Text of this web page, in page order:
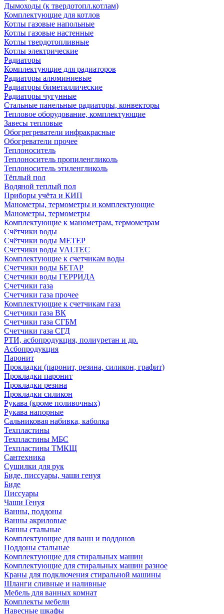
Дымоходы (к твердотопл.котлам)
Комплектующие для котлов
Котлы газовые напольные
Котлы газовые настенные
Котлы твердотопливные
Котлы электрические
Радиаторы
Комплектующие для радиаторов
Радиаторы алюминиевые
Радиаторы биметаллические
Радиаторы чугунные
Стальные панельные радиаторы, конвекторы
Тепловое оборудование, комплектующие
Завесы тепловые
Обогрегреватели инфракрасные
Обогреватели прочее
Теплоноситель
Теплоноситель пропиленгликоль
Теплоноситель этиленгликоль
Тёплый пол
Водяной теплый пол
Приборы учёта и КИП
Манометры, термометры и комплектующие
Манометры, термометры
Комплектующие к манометрам, термометрам
Счётчики воды
Счётчики воды МЕТЕР
Счетчики воды VALTEC
Комплектующие к счетчикам воды
Счетчики воды БЕТАР
Счетчики воды ГЕРРИДА
Счетчики газа
Счетчики газа прочее
Комплектующие к счетчикам газа
Счетчики газа ВК
Счетчики газа СГБМ
Счетчики газа СГД
РТИ, асбопродукция, полиуретан и др.
Асбопродукция
Паронит
Прокладки (паронит, резина, силикон, графит)
Прокладки паронит
Прокладки резина
Прокладки силикон
Рукава (кроме поливочных)
Рукава напорные
Сальниковая набивка, каболка
Техпластины
Техпластины МБС
Техпластины ТМКЩ
Сантехника
Сушилки для рук
Биде, писсуары, чаши генуя
Биде
Писсуары
Чаши Генуя
Ванны, поддоны
Ванны акриловые
Ванны стальные
Комплектующие для ванн и поддонов
Поддоны стальные
Комплектующие для стиральных машин
Комплектующие для стиральных машин разное
Краны для подключения стиральной машины
Шланги сливные и наливные
Мебель для ванных комнат
Комплекты мебели
Навесные шкафы